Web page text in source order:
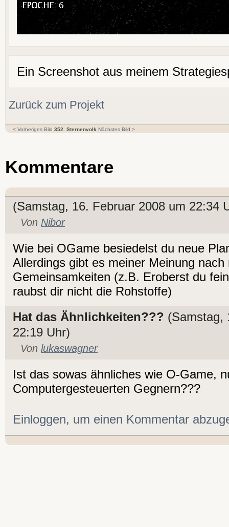
Ein Screenshot aus meinem
Zurück zum Projekt
< Vorheriges Bild 352. Sternenvolk Nächstes Bild >
Kommentare
(Samstag, 16. Februar 2008 um 22:34
Von Nibor
Wie bei OGame besiedelst du neue
Allerdings gibt es meiner Meinung
Gemeinsamkeiten (z.B. Eroberst du
raubst dir nicht die Rohstoffe)
Hat das Ähnlichkeiten??? (Samstag,
22:19 Uhr)
Von lukaswagner
Ist das sowas ähnliches wie O-Game,
Computergesteuerten Gegnern???
Einloggen, um einen Kommentar